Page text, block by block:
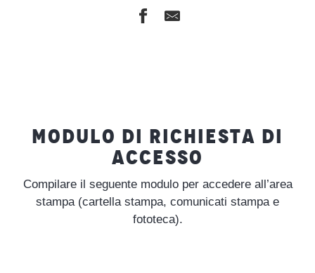
MODULO DI RICHIESTA DI
ACCESSO
Compilare il seguente modulo per accedere all’area
stampa (cartella stampa, comunicati stampa e
fototeca).